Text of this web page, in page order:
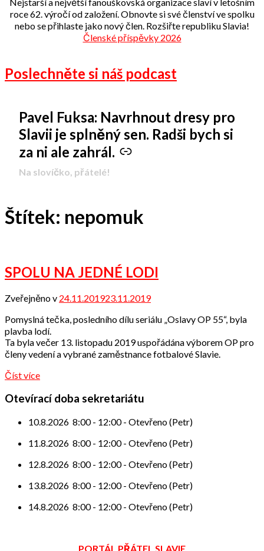
roce 62. výročí od založení. Obnovte si své členství ve spolku
nebo se přihlaste jako nový člen. Rozšiřte republiku Slavia!
Členské příspěvky 2026
Poslechněte si náš podcast
Pavel Fuksa: Navrhnout dresy pro
Slavii je splněný sen. Radši bych si
za ni ale zahrál.
-
Na slovíčko, přátelé!
Štítek: nepomuk
SPOLU NA JEDNÉ LODI
Zveřejněno v 24.11.201923.11.2019od
přátel
Pomyslná tečka, posledního dílu seriálu „Oslavy OP 55“, byla
plavba lodí.
Ta byla večer 13. listopadu 2019 uspořádána výborem OP pro
členy vedení a vybrané zaměstnance fotbalové Slavie.
Číst více
Otevírací doba sekretariátu
10.8.2026 8:00- 12:00- Otevřeno (Petr)
11.8.2026 8:00- 12:00- Otevřeno (Petr)
12.8.2026 8:00- 12:00- Otevřeno (Petr)
13.8.2026 8:00- 12:00- Otevřeno (Petr)
14.8.2026 8:00- 12:00- Otevřeno (Petr)
PORTÁL PŘÁTEL SLAVIE